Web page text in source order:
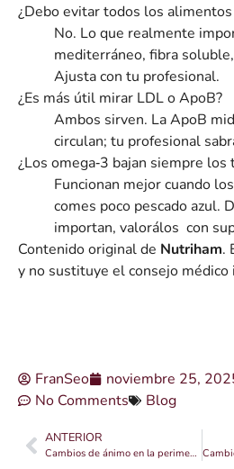
¿Debo evitar todos los
No. Lo que realmente
mediterráneo, fibra
Ajusta con tu profesional.
¿Es más útil mirar LDL o ApoB?
Ambos sirven. La ApoB
circulan; tu profesional
¿Los omega‑3 bajan siempre
Funcionan mejor cuando
comes poco pescado azul.
importan, valorálos con
Contenido original de Nutriham.
y no sustituye el consejo médico
FranSeo noviembre 25,
No Comments
Blog
ANTERIOR
Cambios de ánimo en la perimenopausia: guía de nutrición, ritmo circadiano y manejo del estrés